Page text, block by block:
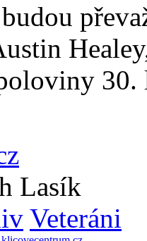
30.
Lasík
Veteráni